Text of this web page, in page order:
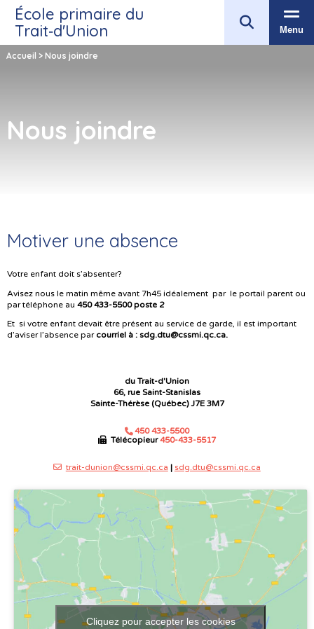
École primaire du
Trait‑d'Union
Menu
Accueil > Nous joindre
Nous joindre
Motiver une absence
Votre enfant doit s’absenter?
Avisez nous le matin même avant 7h45 idéalement par le portail parent ou
par téléphone au 450 433-5500 poste 2
Et si votre enfant devait être présent au service de garde, il est important
d’aviser l’absence par courriel à : sdg.dtu@cssmi.qc.ca.
du Trait-d'Union
66, rue Saint-Stanislas
Sainte-Thérèse (Québec) J7E 3M7
450 433-5500
Télécopieur450-433-5517
trait-dunion@cssmi.qc.ca | sdg.dtu@cssmi.qc.ca
Cliquez pour accepter les cookies